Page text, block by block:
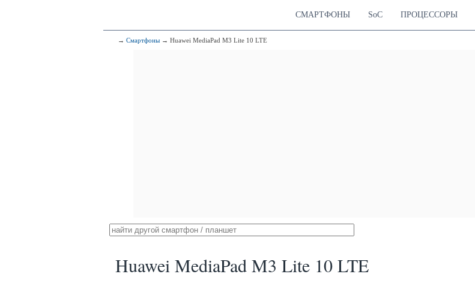
СМАРТФОНЫ SoC ПРОЦЕССОРЫ
→ Смартфоны → Huawei MediaPad M3 Lite 10 LTE
Huawei MediaPad M3 Lite 10 LTE